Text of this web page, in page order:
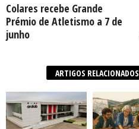
Colares recebe Grande
Prémio de Atletismo a 7 de
junho
ARTIGOS RELACIONADOS